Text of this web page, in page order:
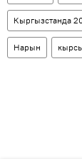
Кыргызстанда
Нарын